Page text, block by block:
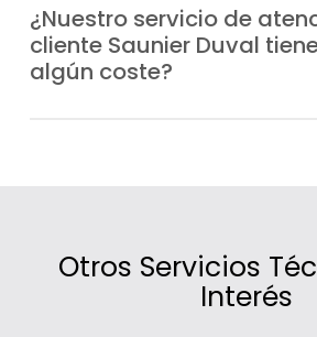
comunidades de vecinos y
Lavapiés que necesiten
asesoramiento o asistencia
¿Nuestro servicio de
cliente Saunier Duval
algún coste?
Otros Servicios
Interés